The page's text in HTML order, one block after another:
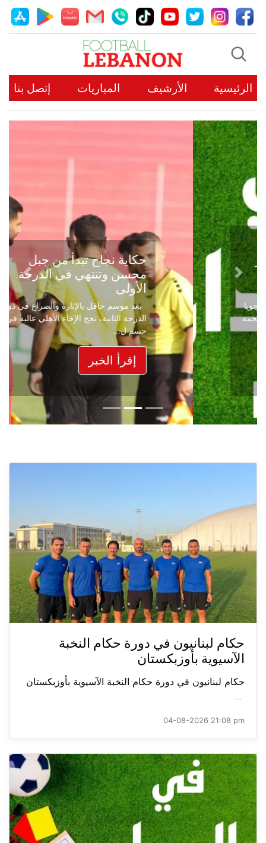
الرئيسية الأرشيف المباريات إتصل بنا
حكاية نجاح تبدأ من جبل
محسن وتنتهي في الدرجة
الأولى
بعد موسم حافل بالإثارة والصراع في دوري
الدرجة الثانية، نجح الإخاء الأهلي عاليه في
حسم ل...
إقرأ الخبر
Previous
Next
حكام لبنانيون في دورة حكام النخبة
الآسيوية بأوزبكستان
حكام لبنانيون في دورة حكام النخبة الآسيوية بأوزبكستان
...
04-08-2026 21:08 pm